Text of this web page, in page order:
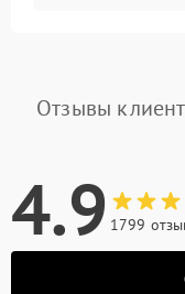
Отзывы
4.9 1799